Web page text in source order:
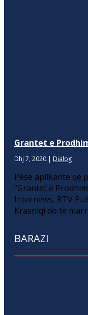
Grantet e
Dhj 7, 2020 | Dialog
Pesë aplikantë që
“Grantet e
Internews, RTV
Krasniqi do të
BARAZI